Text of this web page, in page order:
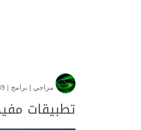
مزاجي | برامج |
تطبيقات